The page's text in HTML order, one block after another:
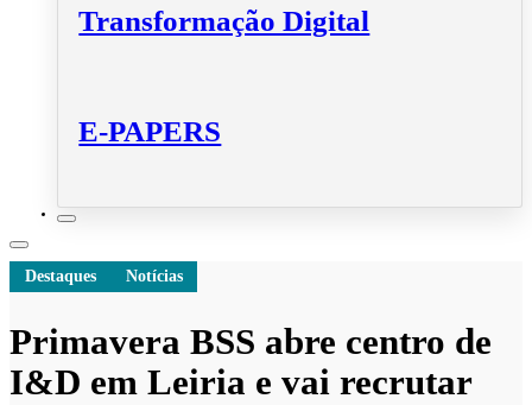
Transformação Digital
E-PAPERS
Destaques Notícias
Primavera BSS abre centro de
I&D em Leiria e vai recrutar